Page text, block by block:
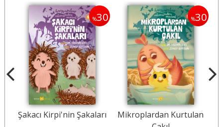
%30
Şakacı Kirpi'nin Şakaları
%30
Mikroplardan Kurtulan